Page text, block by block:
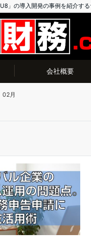
」の導入開発の事例を紹介す
会社概要
02月